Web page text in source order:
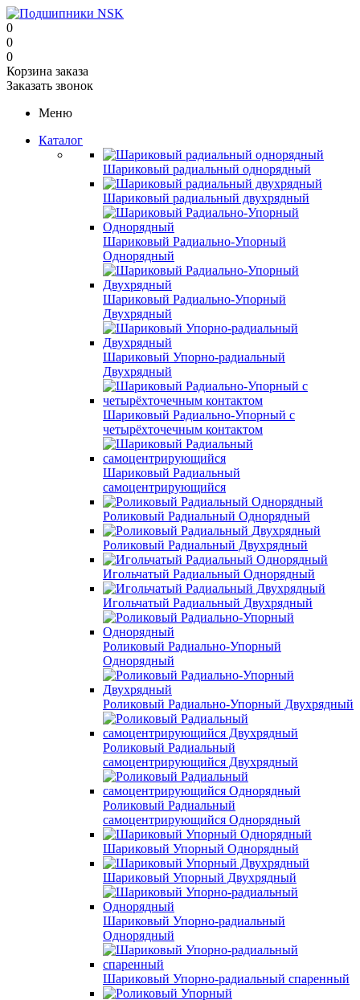
0
0
0
Корзина заказа
Заказать звонок
Меню
Каталог
Шариковый радиальный однорядный
Шариковый радиальный двухрядный
Шариковый Радиально-Упорный
Однорядный
Шариковый Радиально-Упорный
Двухрядный
Шариковый Упорно-радиальный
Двухрядный
Шариковый Радиально-Упорный с
четырёхточечным контактом
Шариковый Радиальный
самоцентрирующийся
Роликовый Радиальный Однорядный
Роликовый Радиальный Двухрядный
Игольчатый Радиальный Однорядный
Игольчатый Радиальный Двухрядный
Роликовый Радиально-Упорный
Однорядный
Роликовый Радиально-Упорный Двухрядный
Роликовый Радиальный
самоцентрирующийся Двухрядный
Роликовый Радиальный
самоцентрирующийся Однорядный
Шариковый Упорный Однорядный
Шариковый Упорный Двухрядный
Шариковый Упорно-радиальный
Однорядный
Шариковый Упорно-радиальный спаренный